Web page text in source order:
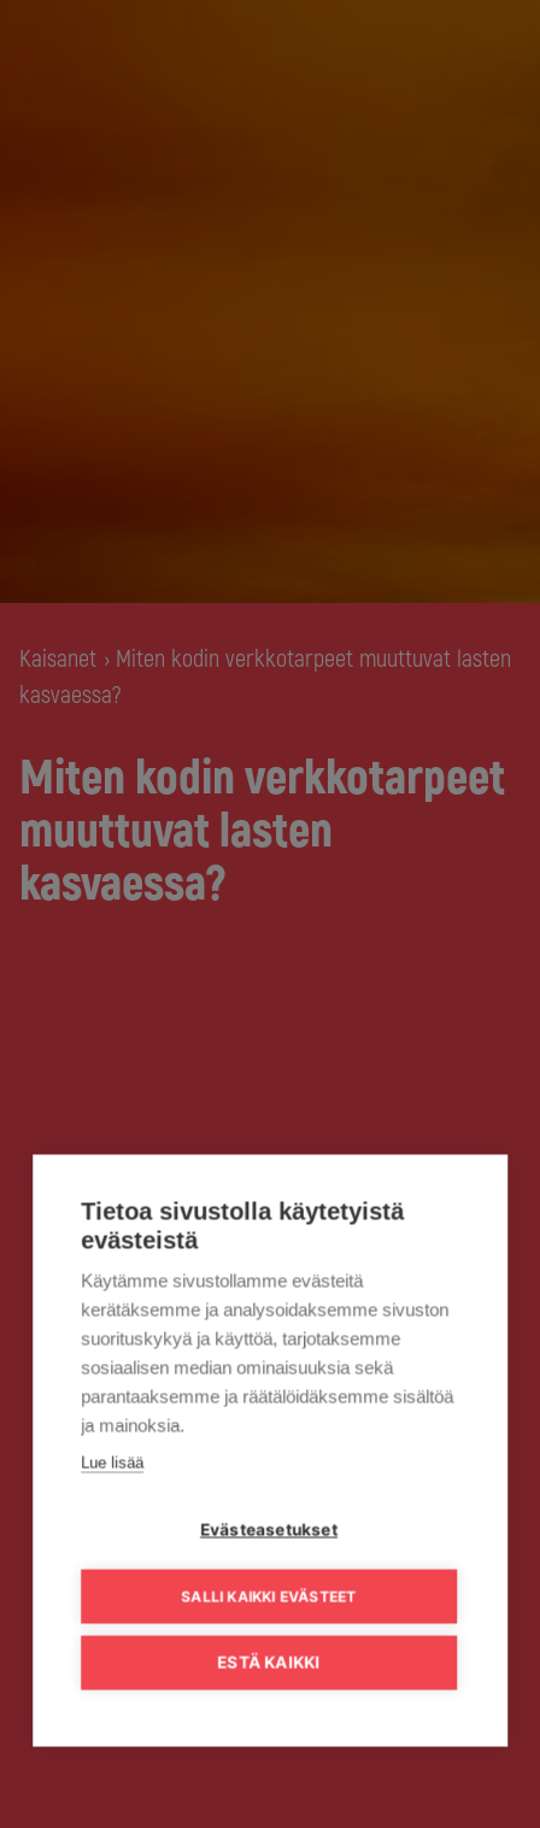
Kaisanet › Miten kodin verkkotarpeet muuttuvat lasten
kasvaessa?
Miten kodin verkkotarpeet
muuttuvat lasten
kasvaessa?
Tietoa sivustolla käytetyistä
evästeistä
Käytämme sivustollamme evästeitä
kerätäksemme ja analysoidaksemme sivuston
suorituskykyä ja käyttöä, tarjotaksemme
sosiaalisen median ominaisuuksia sekä
parantaaksemme ja räätälöidäksemme sisältöä
ja mainoksia.
Lue lisää
Evästeasetukset
SALLI KAIKKI EVÄSTEET
ESTÄ KAIKKI